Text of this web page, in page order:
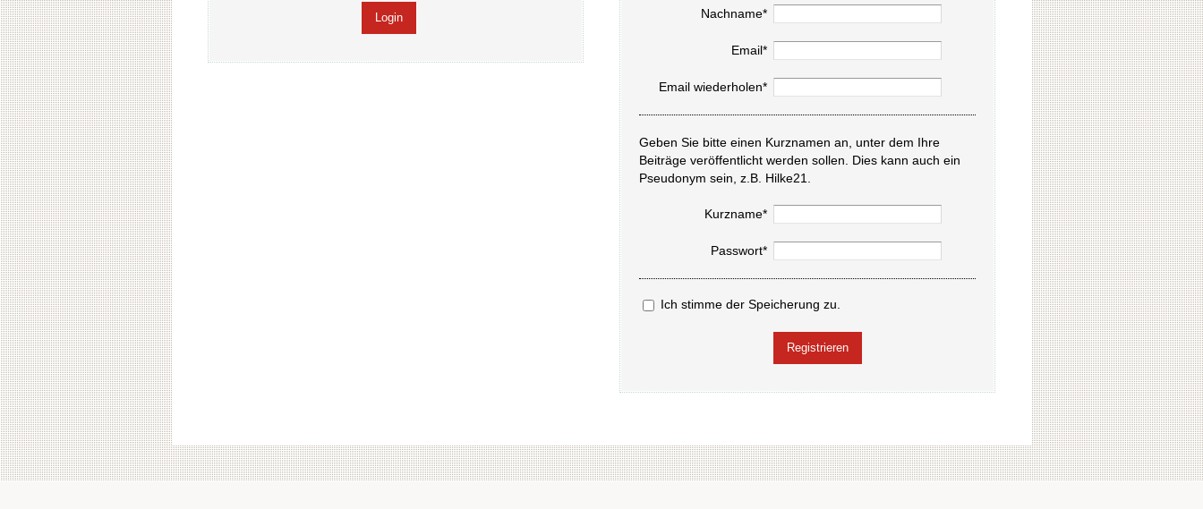
Nachname*
Email*
Email wiederholen*
Geben Sie bitte einen Kurznamen an, unter dem Ihre
Beiträge veröffentlicht werden sollen. Dies kann auch ein
Pseudonym sein, z.B. Hilke21.
Kurzname*
Passwort*
Ich stimme der Speicherung zu.